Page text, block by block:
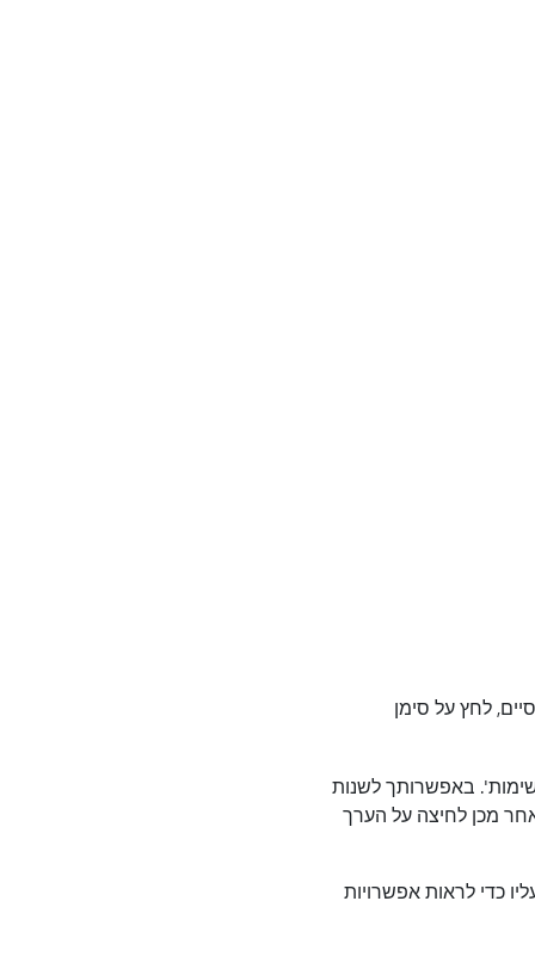
לחץ על סימן
באפשרותך לשנות
מכן לחיצה על הערך
כדי לראות אפשרויות